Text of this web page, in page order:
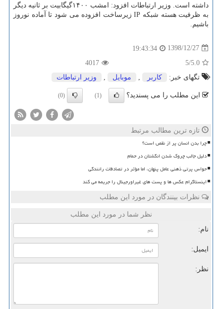
داشته است. وزیر ارتباطات افزود: ‏امشب ۱۴۰۰گیگابیت بر ثانیه دیگر
به ظرفیت هسته شبكه IP زیرساخت افزوده می شود تا آماده نوروز
باشیم.
1398/12/27
19:43:34
5.0
/5
4017
تگهای خبر:
كاربر موبایل وزیر ارتباطات
این مطلب را می پسندید؟ (1)
(0)
تازه ترین مطالب مرتبط
چرا بدن انسان پر از نقص است؟
دلیل جالب چروک شدن انگشتان در حمام
حواس پرتی ذهنی عامل پنهان، اما مؤثر در تصادفات رانندگی
اینستاگرام عکس ها و پست های غیراورجینال را جریمه می کند
نظرات بینندگان در مورد این مطلب
نظر شما در مورد این مطلب
نام:
ایمیل:
نظر: